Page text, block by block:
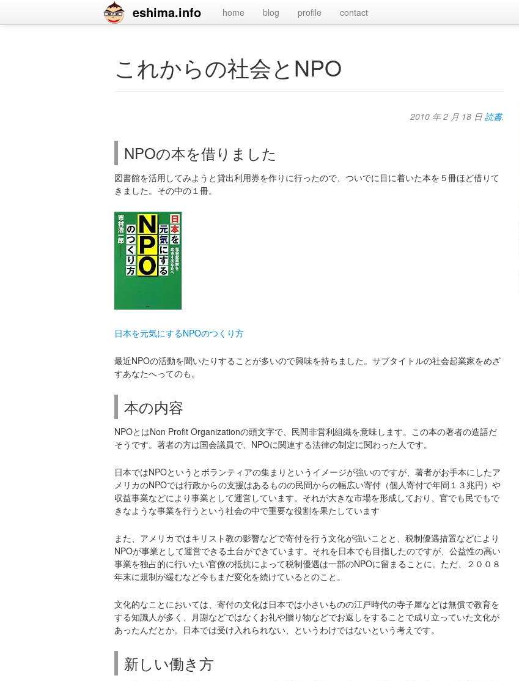
eshima.info home blog profile contact
これからの社会とNPO
2010 年 2 月 18 日 読書.
NPOの本を借りました
図書館を活用してみようと貸出利用券を作りに行ったので、ついでに目に着いた本を５冊ほど借りて
きました。その中の１冊。
日本を元気にするNPOのつくり方
最近NPOの活動を聞いたりすることが多いので興味を持ちました。サブタイトルの社会起業家をめざ
すあなたへってのも。
本の内容
NPOとはNon Profit Organizationの頭文字で、民間非営利組織を意味します。この本の著者の造語だ
そうです。著者の方は国会議員で、NPOに関連する法律の制定に関わった人です。
日本ではNPOというとボランティアの集まりというイメージが強いのですが、著者がお手本にしたア
メリカのNPOでは行政からの支援はあるものの民間からの幅広い寄付（個人寄付で年間１３兆円）や
収益事業などにより事業として運営しています。それが大きな市場を形成しており、官でも民でもで
きなような事業を行うという社会の中で重要な役割を果たしています
また、アメリカではキリスト教の影響などで寄付を行う文化が強いことと、税制優遇措置などにより
NPOが事業として運営できる土台ができています。それを日本でも目指したのですが、公益性の高い
事業を独占的に行いたい官僚の抵抗によって税制優遇は一部のNPOに留まることに。ただ、２００８
年末に規制が緩むなど今もまだ変化を続けているとのこと。
文化的なことにおいては、寄付の文化は日本では小さいものの江戸時代の寺子屋などは無償で教育を
する知識人が多く、月謝などではなくお礼や贈り物などでお返しをすることで成り立っていた文化が
あったんだとか。日本では受け入れられない、というわけではないという考えです。
新しい働き方